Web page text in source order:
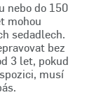
nebo do 150
mohou
sedadlech.
bez
3 let, pokud
musí